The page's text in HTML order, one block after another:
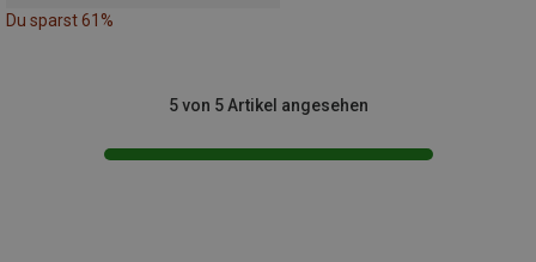
Du sparst 61%
5 von 5 Artikel angesehen